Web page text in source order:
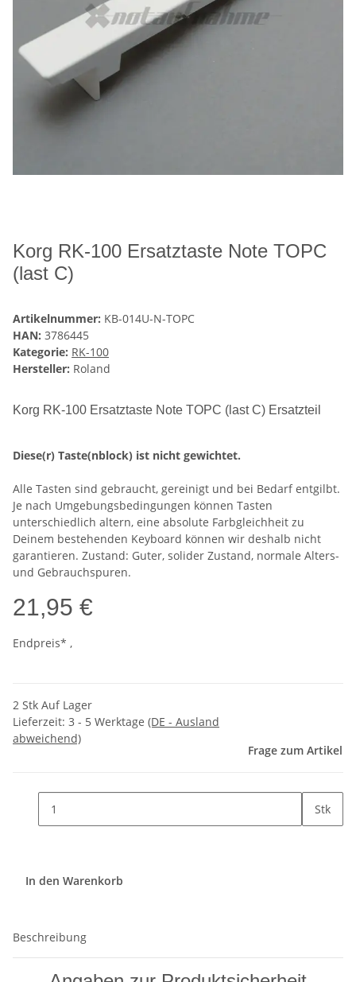
Korg RK-100 Ersatztaste Note TOPC
(last C)
Artikelnummer: KB-014U-N-TOPC
HAN: 3786445
Kategorie: RK-100
Hersteller: Roland
Korg RK-100 Ersatztaste Note TOPC (last C) Ersatzteil
Diese(r) Taste(nblock) ist nicht gewichtet.
Alle Tasten sind gebraucht, gereinigt und bei Bedarf entgilbt.
Je nach Umgebungsbedingungen können Tasten
unterschiedlich altern, eine absolute Farbgleichheit zu
Deinem bestehenden Keyboard können wir deshalb nicht
garantieren. Zustand: Guter, solider Zustand, normale Alters-
und Gebrauchspuren.
21,95 €
Endpreis* ,
2 Stk Auf Lager
Lieferzeit: 3 - 5 Werktage (DE - Ausland
abweichend)
Frage zum Artikel
Stk
In den Warenkorb
Beschreibung